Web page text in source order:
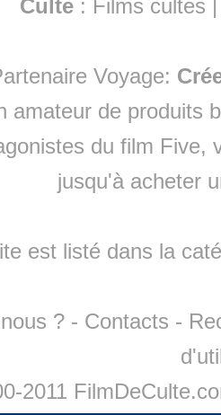
Culte : Films cultes
Voyage:
amateur de produits
du film Five,
jusqu'à acheter
est listé dans la
? - Contacts -
2011